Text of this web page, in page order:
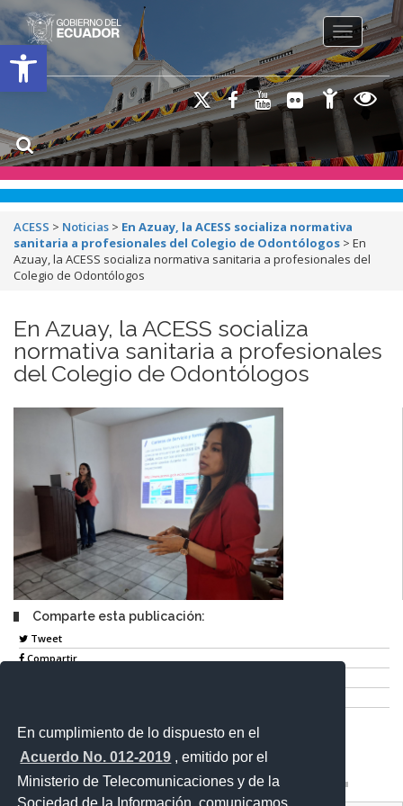
En cumplimiento de lo dispuesto en el
Acuerdo No. 012-2019 , emitido por el
Ministerio de Telecomunicaciones y de la
Sociedad de la Información, comunicamos
Open toolbar
Toggle
ACESS > Noticias > En Azuay, la ACESS socializa normativa
sanitaria a profesionales del Colegio de Odontólogos > En
Azuay, la ACESS socializa normativa sanitaria a profesionales del
Colegio de Odontólogos
En Azuay, la ACESS socializa
normativa sanitaria a profesionales
del Colegio de Odontólogos
Comparte esta publicación:
Tweet
Compartir
Entérate